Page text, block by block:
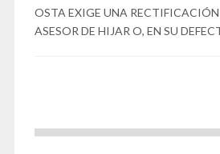
OSTA EXIGE UNA RECTIFICACIÓN
ASESOR DE HIJAR O, EN SU